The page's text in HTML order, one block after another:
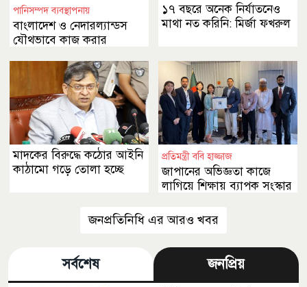
পানিসম্পদ ব্যবস্থাপনায়
বাংলাদেশ ও নেদারল্যান্ডস
যৌথভাবে কাজ করার
১৭ বছরে অনেক নির্যাতনেও
মাথা নত করিনি: মির্জা ফখরুল
মাদকের বিরুদ্ধে কঠোর আইনি
কাঠামো গড়ে তোলা হচ্ছে
প্রতিমন্ত্রী ববি হাজ্জাজ
জাপানের অভিজ্ঞতা কাজে
লাগিয়ে শিক্ষায় ব্যাপক সংস্কার
জনপ্রতিনিধি এর আরও খবর
সর্বশেষ জনপ্রিয়